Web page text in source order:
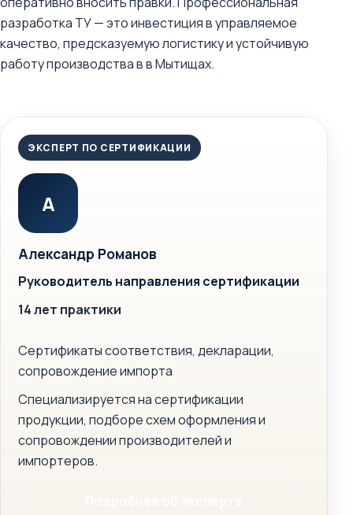
разработка ТУ — это инвестиция в управляемое
качество, предсказуемую логистику и устойчивую
работу производства в в Мытищах.
ЭКСПЕРТ ПО СЕРТИФИКАЦИИ
А
Александр Романов
Руководитель направления сертификации
14 лет практики
Сертификаты соответствия, декларации,
сопровождение импорта
Специализируется на сертификации
продукции, подборе схем оформления и
сопровождении производителей и
импортеров.